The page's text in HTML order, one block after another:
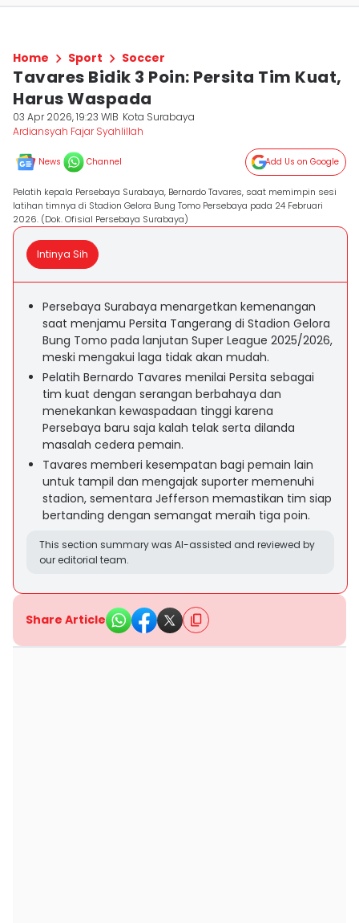
Home Sport Soccer
Tavares Bidik 3 Poin: Persita Tim Kuat,
Harus Waspada
03 Apr 2026, 19:23 WIB Kota Surabaya
Ardiansyah Fajar Syahlillah
News Channel Add Us on Google
Pelatih kepala Persebaya Surabaya, Bernardo Tavares, saat memimpin sesi
latihan timnya di Stadion Gelora Bung Tomo Persebaya pada 24 Februari
2026. (Dok. Ofisial Persebaya Surabaya)
Intinya Sih
Persebaya Surabaya menargetkan kemenangan
saat menjamu Persita Tangerang di Stadion Gelora
Bung Tomo pada lanjutan Super League 2025/2026,
meski mengakui laga tidak akan mudah.
Pelatih Bernardo Tavares menilai Persita sebagai
tim kuat dengan serangan berbahaya dan
menekankan kewaspadaan tinggi karena
Persebaya baru saja kalah telak serta dilanda
masalah cedera pemain.
Tavares memberi kesempatan bagi pemain lain
untuk tampil dan mengajak suporter memenuhi
stadion, sementara Jefferson memastikan tim siap
bertanding dengan semangat meraih tiga poin.
This section summary was AI-assisted and reviewed by
our editorial team.
Share Article